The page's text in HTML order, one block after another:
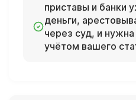
приставы и банки
деньги,
через суд, и
учётом вашего